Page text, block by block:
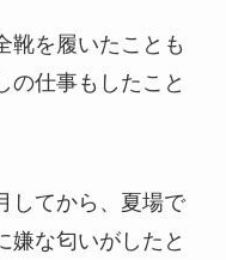
靴を履いたことも
の仕事もしたこと
してから、夏場で
嫌な匂いがしたと